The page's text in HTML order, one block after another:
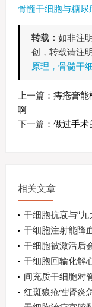
骨髓干细胞与糖尿
转载： 如非注
创，转载请注
原理，骨髓干
上一篇： 痔疮膏能
啊
下一篇： 做过手术
相关文章
干细胞抗衰与“九
干细胞注射能降
吗
干细胞被激活后
干细胞回输化解
间充质干细胞对
脊柱炎
红斑狼疮性肾炎